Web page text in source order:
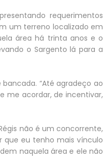
requerimentos
um terreno localizado em
área há trinta anos e o
o Sargento lá para a
“Até agradeço ao
me acordar, de incentivar,
não é um concorrente,
que eu tenho mais vínculo
naquela área e ele não